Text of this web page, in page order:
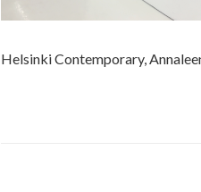
Helsinki Contemporary,